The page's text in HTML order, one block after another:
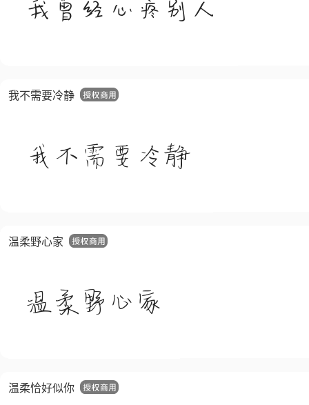
我不需要冷静
温柔野心家
温柔恰好似你